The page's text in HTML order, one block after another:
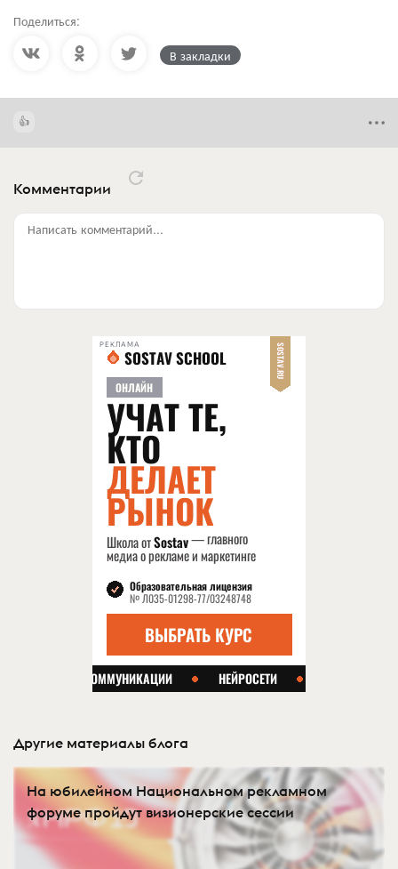
Поделиться:
В закладки
Комментарии
Написать комментарий...
РЕКЛАМА
Другие материалы блога
На юбилейном Национальном рекламном
форуме пройдут визионерские сессии